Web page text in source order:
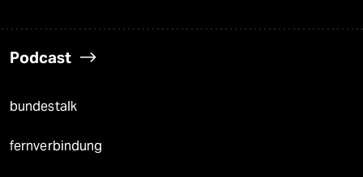
Podcast
bundestalk
fernverbindung